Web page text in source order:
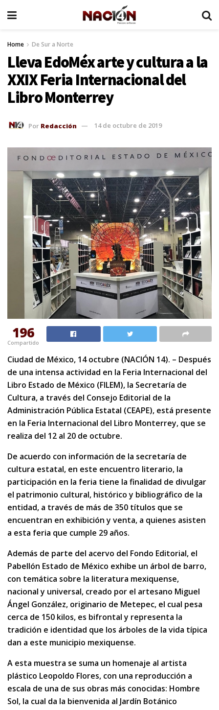
Home De Sur a Norte
Lleva EdoMéx arte y cultura a la
XXIX Feria Internacional del
Libro Monterrey
Por Redacción 14 de octubre de 2019
196
Compartido
Ciudad de México, 14 octubre (NACIÓN 14). – Después
de una intensa actividad en la Feria Internacional del
Libro Estado de México (FILEM), la Secretaría de
Cultura, a través del Consejo Editorial de la
Administración Pública Estatal (CEAPE), está presente
en la Feria Internacional del Libro Monterrey, que se
realiza del 12 al 20 de octubre.
De acuerdo con información de la secretaría de
cultura estatal, en este encuentro literario, la
participación en la feria tiene la finalidad de divulgar
el patrimonio cultural, histórico y bibliográfico de la
entidad, a través de más de 350 títulos que se
encuentran en exhibición y venta, a quienes asisten
a esta feria que cumple 29 años.
Además de parte del acervo del Fondo Editorial, el
Pabellón Estado de México exhibe un árbol de barro,
con temática sobre la literatura mexiquense,
nacional y universal, creado por el artesano Miguel
Ángel González, originario de Metepec, el cual pesa
cerca de 150 kilos, es bifrontal y representa la
tradición e identidad que los árboles de la vida típica
dan a este municipio mexiquense.
A esta muestra se suma un homenaje al artista
plástico Leopoldo Flores, con una reproducción a
escala de una de sus obras más conocidas: Hombre
Sol, la cual da la bienvenida al Jardín Botánico